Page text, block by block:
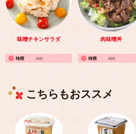
味噌チキンサラダ
15分
肉味噌丼
20分
こちらもおススメ